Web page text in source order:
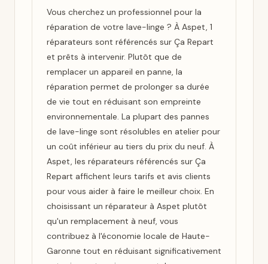
Vous cherchez un professionnel pour la
réparation de votre lave-linge ? À Aspet, 1
réparateurs sont référencés sur Ça Repart
et prêts à intervenir. Plutôt que de
remplacer un appareil en panne, la
réparation permet de prolonger sa durée
de vie tout en réduisant son empreinte
environnementale. La plupart des pannes
de lave-linge sont résolubles en atelier pour
un coût inférieur au tiers du prix du neuf. À
Aspet, les réparateurs référencés sur Ça
Repart affichent leurs tarifs et avis clients
pour vous aider à faire le meilleur choix. En
choisissant un réparateur à Aspet plutôt
qu'un remplacement à neuf, vous
contribuez à l'économie locale de Haute-
Garonne tout en réduisant significativement